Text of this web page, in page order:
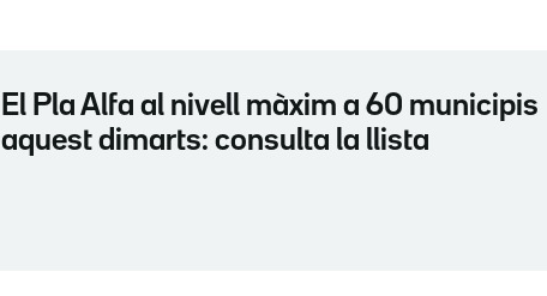
El Pla Alfa al nivell màxim a 60 municipis
aquest dimarts: consulta la llista